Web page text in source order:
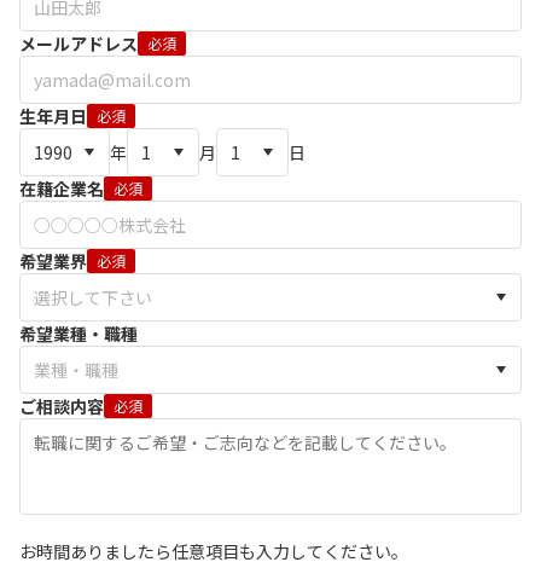
メールアドレス 必須
生年月日 必須
年 月
日
在籍企業名 必須
希望業界 必須
希望業種・職種
ご相談内容 必須
お時間ありましたら任意項目も入力してください。